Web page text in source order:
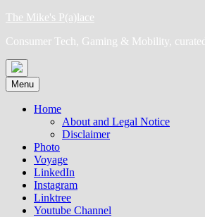
Skip
content
The Mike's P(a)lace
Consumer Tech, Gaming & Mobility,
Menu
Home
About and Legal Notice
Disclaimer
Photo
Voyage
LinkedIn
Instagram
Linktree
Youtube Channel